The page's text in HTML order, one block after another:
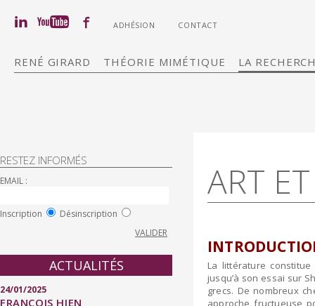
ADHÉSION CONTACT
RENÉ GIRARD THÉORIE MIMÉTIQUE LA
RESTEZ INFORMÉS
EMAIL :
Inscription Désinscription
ACTUALITÉS
24/01/2025
FRANÇOIS HIEN
ART
La littérature
jusqu’à son essai sur
grecs. De nombreux
approche fructueuse